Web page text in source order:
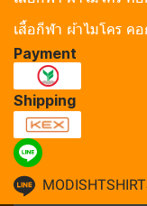
เสื้อกีฬา ผ้าไมโคร ค
Payment
Shipping